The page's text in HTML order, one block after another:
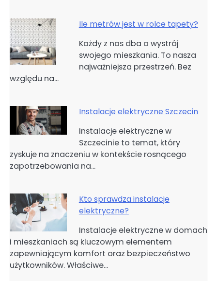
Ile metrów jest w rolce tapety?
Każdy z nas dba o wystrój
swojego mieszkania. To nasza
najważniejsza przestrzeń. Bez
względu na…
Instalacje elektryczne Szczecin
Instalacje elektryczne w
Szczecinie to temat, który
zyskuje na znaczeniu w kontekście rosnącego
zapotrzebowania na…
Kto sprawdza instalacje
elektryczne?
Instalacje elektryczne w domach
i mieszkaniach są kluczowym elementem
zapewniającym komfort oraz bezpieczeństwo
użytkowników. Właściwe…